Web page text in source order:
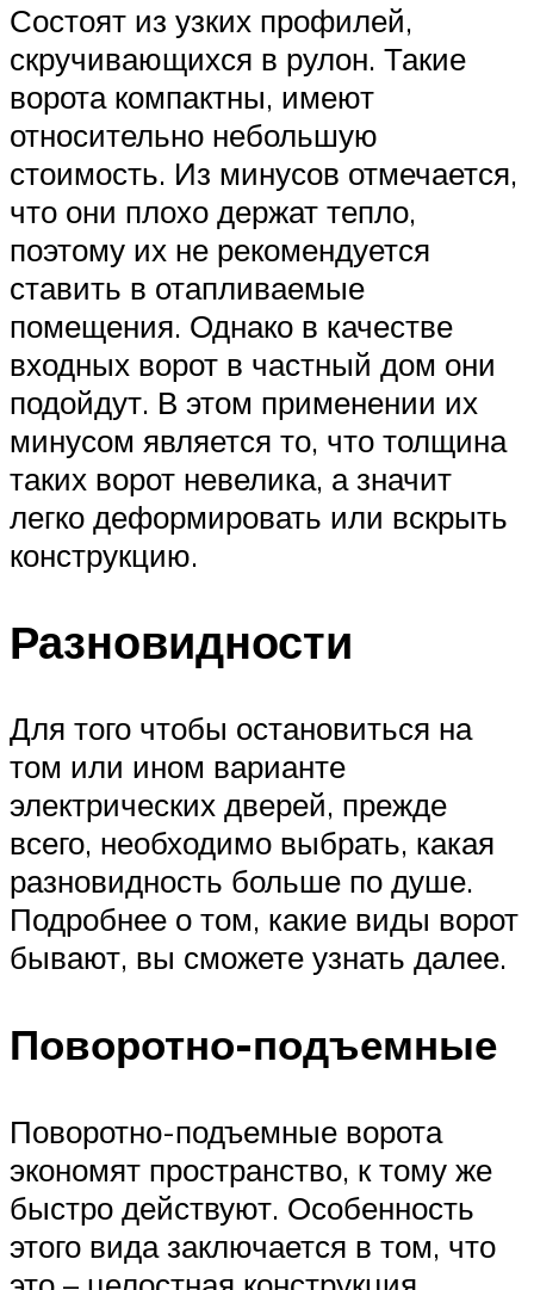
Состоят из узких профилей,
скручивающихся в рулон. Такие
ворота компактны, имеют
относительно небольшую
стоимость. Из минусов отмечается,
что они плохо держат тепло,
поэтому их не рекомендуется
ставить в отапливаемые
помещения. Однако в качестве
входных ворот в частный дом они
подойдут. В этом применении их
минусом является то, что толщина
таких ворот невелика, а значит
легко деформировать или вскрыть
конструкцию.
Разновидности
Для того чтобы остановиться на
том или ином варианте
электрических дверей, прежде
всего, необходимо выбрать, какая
разновидность больше по душе.
Подробнее о том, какие виды ворот
бывают, вы сможете узнать далее.
Поворотно-подъемные
Поворотно-подъемные ворота
экономят пространство, к тому же
быстро действуют. Особенность
этого вида заключается в том, что